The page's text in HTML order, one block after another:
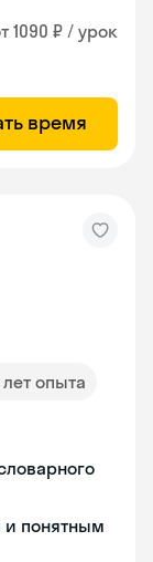
1090 ₽ / урок
время
лет опыта
и понятным